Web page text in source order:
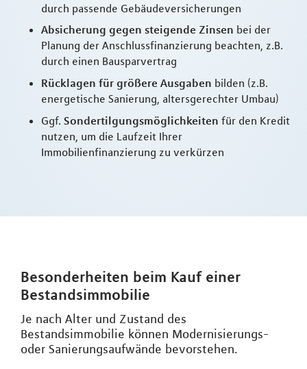
durch passende Gebäudeversicherungen
Absicherung gegen steigende Zinsen bei der
Planung der Anschlussfinanzierung beachten, z.B.
durch einen Bausparvertrag
Rücklagen für größere Ausgaben bilden (z.B.
energetische Sanierung, altersgerechter Umbau)
Ggf. Sondertilgungsmöglichkeiten für den Kredit
nutzen, um die Laufzeit Ihrer
Immobilienfinanzierung zu verkürzen
Besonderheiten beim Kauf einer
Bestandsimmobilie
Je nach Alter und Zustand des
Bestandsimmobilie können Modernisierungs-
oder Sanierungsaufwände bevorstehen.